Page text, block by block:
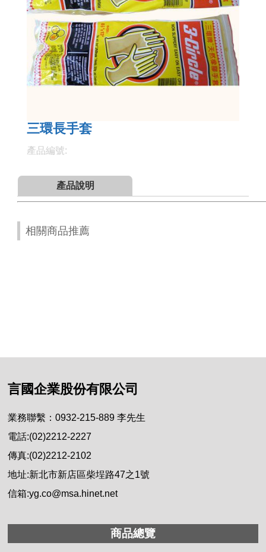
三環長手套
產品編號:
產品說明
相關商品推薦
言國企業股份有限公司
業務聯繫：0932-215-889 李先生
電話:(02)2212-2227
傳真:(02)2212-2102
地址:新北市新店區柴埕路47之1號
信箱:yg.co@msa.hinet.net
商品總覽